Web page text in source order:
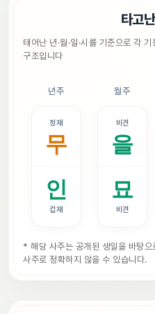
타고
태어난 년·월·일·시를 기준으로 각
구조입니다
월주
비견
을
묘
비견
년주
정재
무
인
겁재
* 해당 사주는 공개된 생일을 바탕
사주로 정확하지 않을 수 있습니다.